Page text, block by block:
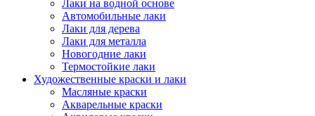
Лаки на водной основе
Автомобильные лаки
Лаки для дерева
Лаки для металла
Новогодние лаки
Термостойкие лаки
Художественные краски и лаки
Масляные краски
Акварельные краски